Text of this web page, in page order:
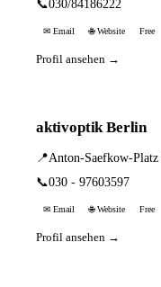
📞030/84186222
✉ Email 🌐 Website Free
Profil ansehen →
aktivoptik Berlin
📍Anton-Saefkow-
📞030 - 97603597
✉ Email 🌐 Website Free
Profil ansehen →